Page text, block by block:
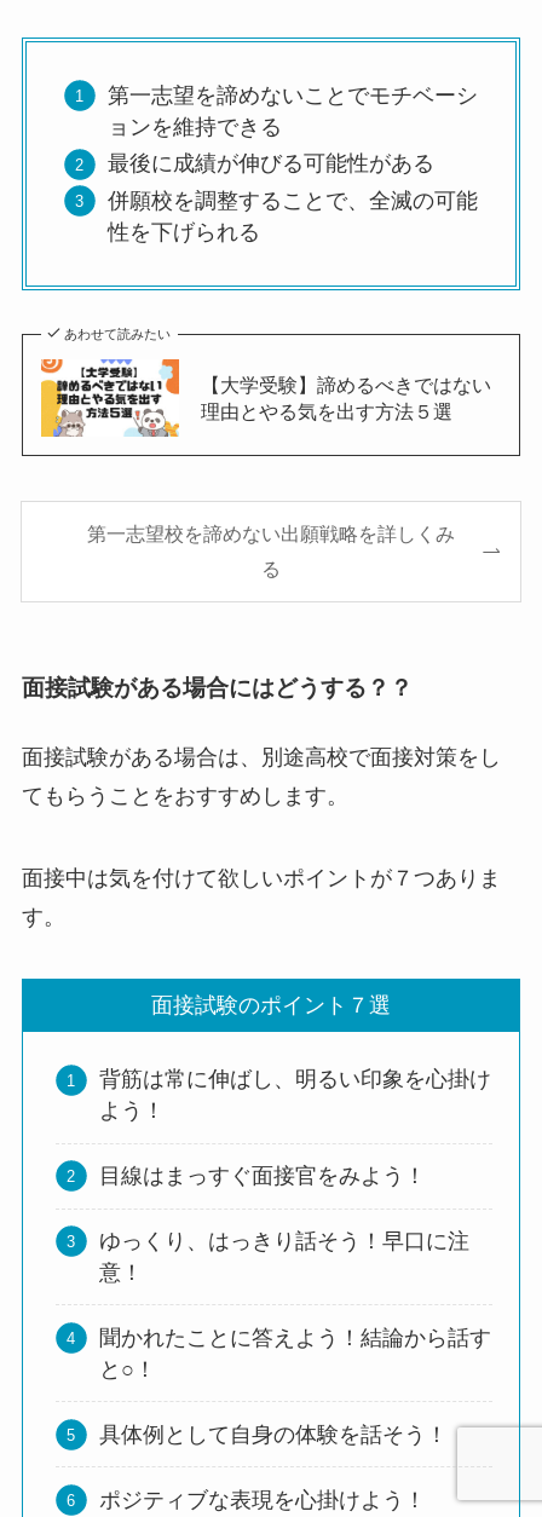
第一志望を諦めないことでモチベーシ
ョンを維持できる
最後に成績が伸びる可能性がある
併願校を調整することで、全滅の可能
性を下げられる
あわせて読みたい
【大学受験】諦めるべきではない
理由とやる気を出す方法５選
第一志望校を諦めない出願戦略を詳しくみ
る
面接試験がある場合にはどうする？？
面接試験がある場合は、別途高校で面接対策をし
てもらうことをおすすめします。
面接中は気を付けて欲しいポイントが７つありま
す。
面接試験のポイント７選
背筋は常に伸ばし、明るい印象を心掛け
よう！
目線はまっすぐ面接官をみよう！
ゆっくり、はっきり話そう！早口に注
意！
聞かれたことに答えよう！結論から話す
と○！
具体例として自身の体験を話そう！
ポジティブな表現を心掛けよう！